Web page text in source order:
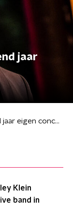
jaar
Wesley Klein geeft volgend jaar eigen concert
Klein
band in